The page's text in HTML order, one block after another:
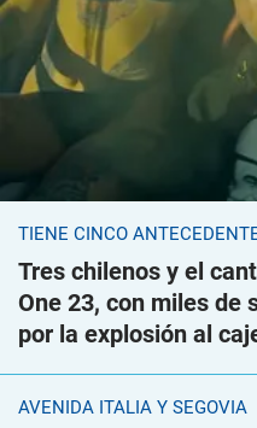
TIENE CINCO
Tres chilenos y el
One 23, con miles de
por la explosión al
AVENIDA ITALIA Y SEGOVIA